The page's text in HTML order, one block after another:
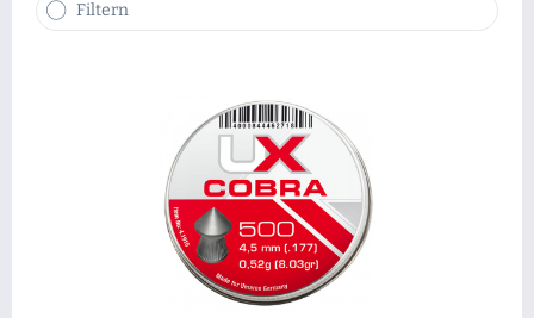
Filtern